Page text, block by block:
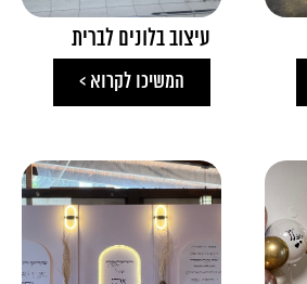
עיצוב בלונים לברית
המשיכו לקרוא >